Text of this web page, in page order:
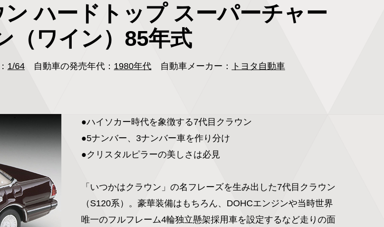
ハードトップ スーパーチャー
（ワイン）85年式
1/64 自動車の発売年代： 1980年代 自動車メーカー： トヨタ自動車
●ハイソカー時代を象徴する7代目クラウン
●5ナンバー、3ナンバー車を作り分け
●クリスタルピラーの美しさは必見
「いつかはクラウン」の名フレーズを生み出した7代目クラウン
（S120系）。豪華装備はもちろん、DOHCエンジンや当時世界
唯一のフルフレーム4輪独立懸架採用車を設定するなど走りの面